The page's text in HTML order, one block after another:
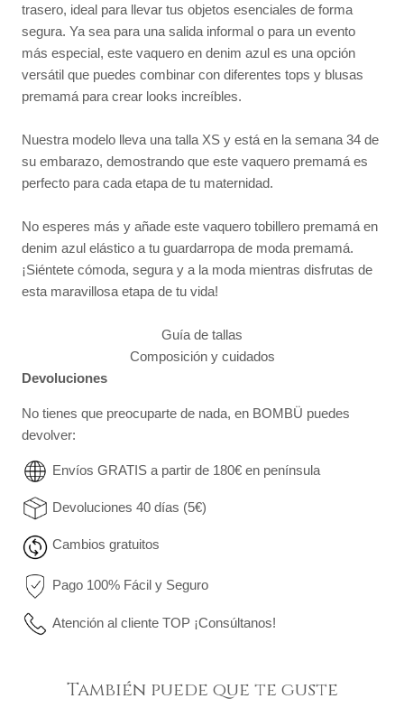
trasero, ideal para llevar tus objetos esenciales de forma
segura. Ya sea para una salida informal o para un evento
más especial, este vaquero en denim azul es una opción
versátil que puedes combinar con diferentes tops y blusas
premamá para crear looks increíbles.
Nuestra modelo lleva una talla XS y está en la semana 34 de
su embarazo, demostrando que este vaquero premamá es
perfecto para cada etapa de tu maternidad.
No esperes más y añade este vaquero tobillero premamá en
denim azul elástico a tu guardarropa de moda premamá.
¡Siéntete cómoda, segura y a la moda mientras disfrutas de
esta maravillosa etapa de tu vida!
Guía de tallas
Composición y cuidados
Devoluciones
No tienes que preocuparte de nada, en BOMBÜ puedes
devolver:
Envíos GRATIS a partir de 180€ en península
Devoluciones 40 días (5€)
Cambios gratuitos
Pago 100% Fácil y Seguro
Atención al cliente TOP ¡Consúltanos!
También puede que te guste